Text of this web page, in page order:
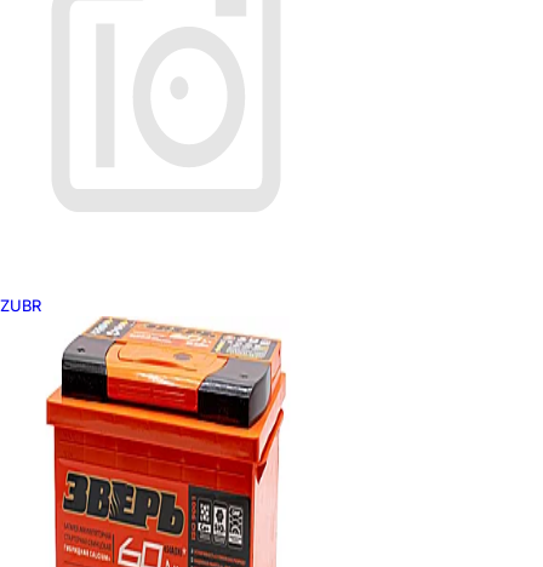
ZUBR